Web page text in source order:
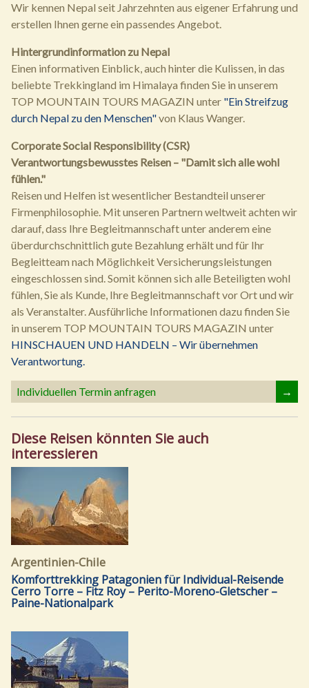
Wir kennen Nepal seit Jahrzehnten aus eigener Erfahrung und
erstellen Ihnen gerne ein passendes Angebot.
Hintergrundinformation zu Nepal
Einen informativen Einblick, auch hinter die Kulissen, in das
beliebte Trekkingland im Himalaya finden Sie in unserem
TOP MOUNTAIN TOURS MAGAZIN unter "Ein Streifzug
durch Nepal zu den Menschen"von Klaus Wanger.
Corporate Social Responsibility (CSR)
Verantwortungsbewusstes Reisen – "Damit sich alle wohl
fühlen."
Reisen und Helfen ist wesentlicher Bestandteil unserer
Firmenphilosophie. Mit unseren Partnern weltweit achten wir
darauf, dass Ihre Begleitmannschaft unter anderem eine
überdurchschnittlich gute Bezahlung erhält und für Ihr
Begleitteam nach Möglichkeit Versicherungsleistungen
eingeschlossen sind. Somit können sich alle Beteiligten wohl
fühlen, Sie als Kunde, Ihre Begleitmannschaft vor Ort und wir
als Veranstalter. Ausführliche Informationen dazu finden Sie
in unserem TOP MOUNTAIN TOURS MAGAZIN unter
HINSCHAUEN UND HANDELN – Wir übernehmen
Verantwortung.
Individuellen Termin anfragen →
Diese Reisen könnten Sie auch
interessieren
Argentinien-Chile
Komforttrekking Patagonien für Individual-Reisende
Cerro Torre – Fitz Roy – Perito-Moreno-Gletscher –
Paine-Nationalpark